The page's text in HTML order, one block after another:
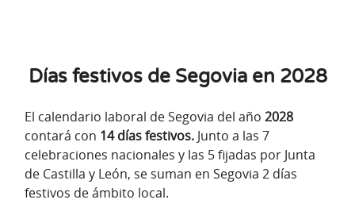
Días festivos de Segovia en 2028
El calendario laboral de Segovia del año 2028
contará con 14 días festivos. Junto a las 7
celebraciones nacionales y las 5 fijadas por Junta
de Castilla y León, se suman en Segovia 2 días
festivos de ámbito local.